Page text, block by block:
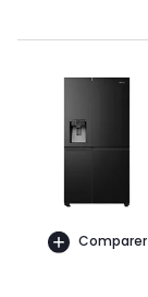
Comparer